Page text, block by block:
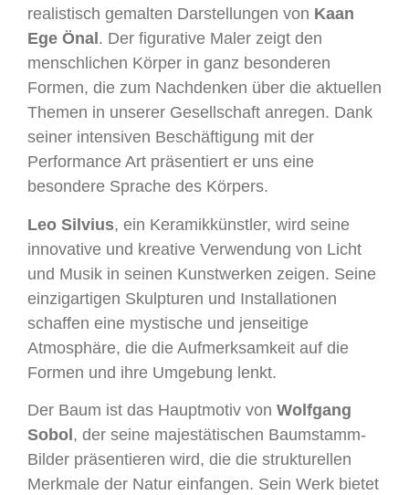
realistisch gemalten Darstellungen von Kaan
Ege Önal . Der figurative Maler zeigt den
menschlichen Körper in ganz besonderen
Formen, die zum Nachdenken über die aktuellen
Themen in unserer Gesellschaft anregen. Dank
seiner intensiven Beschäftigung mit der
Performance Art präsentiert er uns eine
besondere Sprache des Körpers.
Leo Silvius, ein Keramikkünstler, wird seine
innovative und kreative Verwendung von Licht
und Musik in seinen Kunstwerken zeigen. Seine
einzigartigen Skulpturen und Installationen
schaffen eine mystische und jenseitige
Atmosphäre, die die Aufmerksamkeit auf die
Formen und ihre Umgebung lenkt.
Der Baum ist das Hauptmotiv von Wolfgang
Sobol , der seine majestätischen Baumstamm-
Bilder präsentieren wird, die die strukturellen
Merkmale der Natur einfangen. Sein Werk bietet